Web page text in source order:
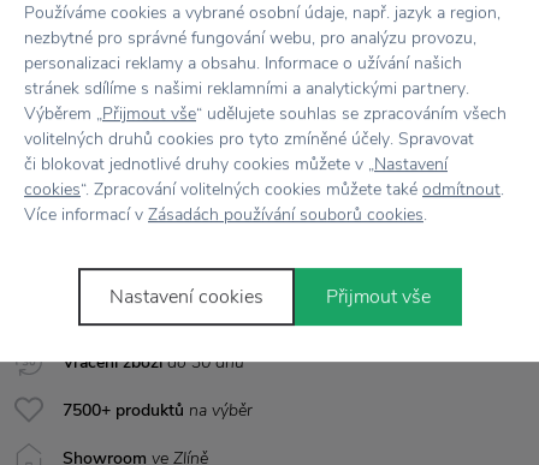
Vše skladem,odesíláme ihned
Vrácení zbožído 30 dnů
7500+ produktů na výběr
Showroom ve Zlíně
Barva
Materiál Plast
Rozměr Ø 5,5 cm, výška 8 cm
Používáme cookies a vybrané osobní údaje, např. jazyk a region,
nezbytné pro správné fungování webu, pro analýzu provozu,
personalizaci reklamy a obsahu. Informace o užívání našich
stránek sdílíme s našimi reklamními a analytickými partnery.
Výběrem „Přijmout vše“ udělujete souhlas se zpracováním všech
volitelných druhů cookies pro tyto zmíněné účely. Spravovat
či blokovat jednotlivé druhy cookies můžete v „Nastavení
cookies“. Zpracování volitelných cookies můžete také odmítnout.
Více informací v Zásadách používání souborů cookies.
Nastavení cookies Přijmout vše